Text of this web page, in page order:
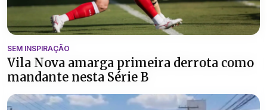
SEM INSPIRAÇÃO
Vila Nova amarga primeira derrota como
mandante nesta Série B